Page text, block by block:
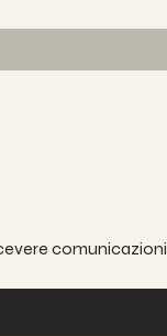
comunicazioni